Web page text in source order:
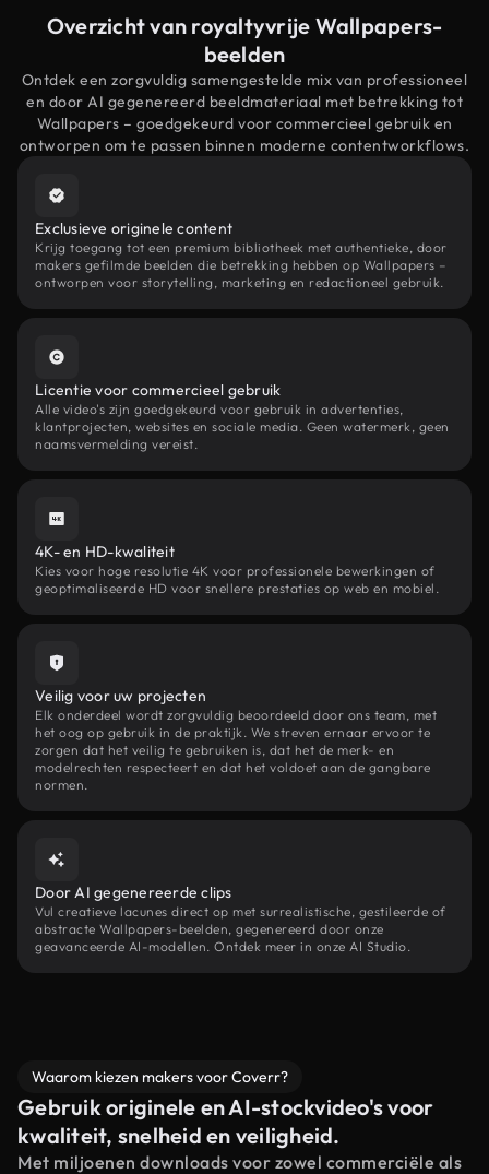
Overzicht van royaltyvrije Wallpapers-
beelden
Ontdek een zorgvuldig samengestelde mix van professioneel
en door AI gegenereerd beeldmateriaal met betrekking tot
Wallpapers – goedgekeurd voor commercieel gebruik en
ontworpen om te passen binnen moderne contentworkflows.
Exclusieve originele content
Krijg toegang tot een premium bibliotheek met authentieke, door
makers gefilmde beelden die betrekking hebben op Wallpapers –
ontworpen voor storytelling, marketing en redactioneel gebruik.
Licentie voor commercieel gebruik
Alle video's zijn goedgekeurd voor gebruik in advertenties,
klantprojecten, websites en sociale media. Geen watermerk, geen
naamsvermelding vereist.
4K- en HD-kwaliteit
Kies voor hoge resolutie 4K voor professionele bewerkingen of
geoptimaliseerde HD voor snellere prestaties op web en mobiel.
Veilig voor uw projecten
Elk onderdeel wordt zorgvuldig beoordeeld door ons team, met
het oog op gebruik in de praktijk. We streven ernaar ervoor te
zorgen dat het veilig te gebruiken is, dat het de merk- en
modelrechten respecteert en dat het voldoet aan de gangbare
normen.
Door AI gegenereerde clips
Vul creatieve lacunes direct op met surrealistische, gestileerde of
abstracte Wallpapers-beelden, gegenereerd door onze
geavanceerde AI-modellen. Ontdek meer in onze AI Studio.
Waarom kiezen makers voor Coverr?
Gebruik originele en AI-stockvideo's voor
kwaliteit, snelheid en veiligheid.
Met miljoenen downloads voor zowel commerciële als